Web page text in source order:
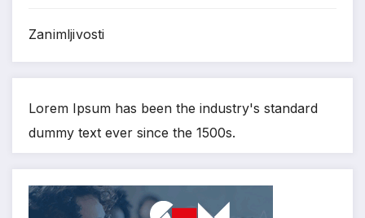
Zanimljivosti
Lorem Ipsum has been the industry's standard
dummy text ever since the 1500s.